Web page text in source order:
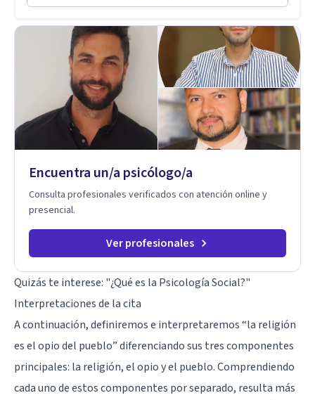
singulares de cada uno, para luego generar cambios. Soy una
seminarios, una especialización en psicoanálisis y también
investigo. Siempre en la búsqueda de ser un mejor
profesional.
Encuentra un/a psicólogo/a
Consulta profesionales verificados con atención online y
presencial.
Ver profesionales
Quizás te interese: "¿Qué es la Psicología Social?"
Interpretaciones de la cita
A continuación, definiremos e interpretaremos “la religión
es el opio del pueblo” diferenciando sus tres componentes
principales: la religión, el opio y el pueblo. Comprendiendo
cada uno de estos componentes por separado, resulta más